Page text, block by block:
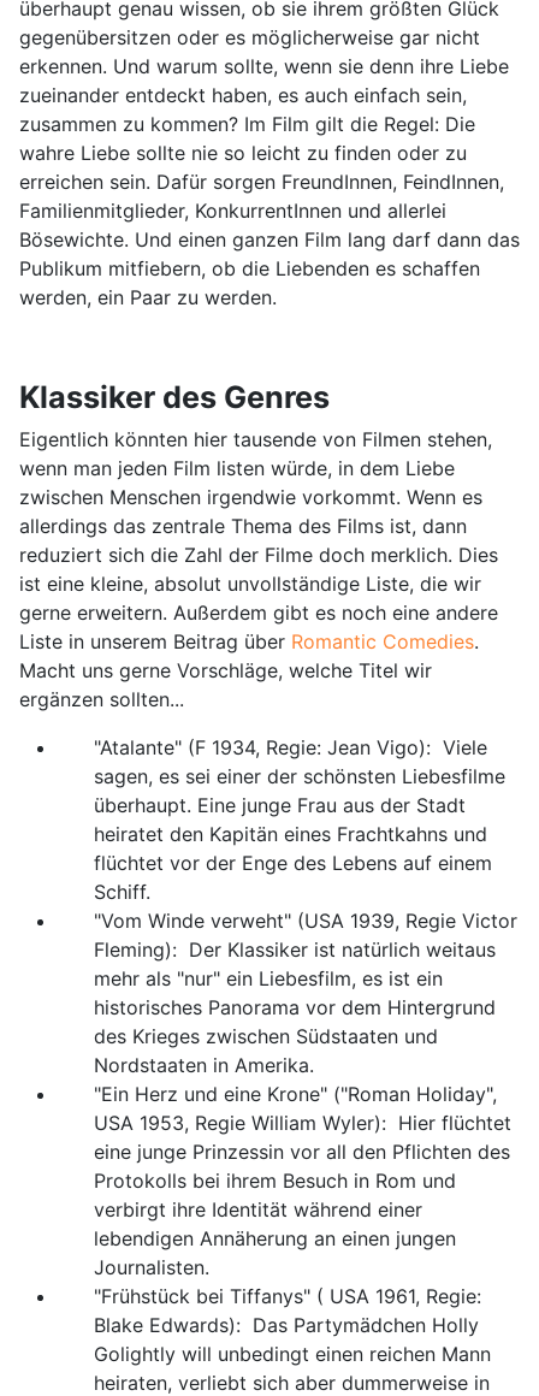
überhaupt genau wissen, ob sie ihrem größten Glück
gegenübersitzen oder es möglicherweise gar nicht
erkennen. Und warum sollte, wenn sie denn ihre Liebe
zueinander entdeckt haben, es auch einfach sein,
zusammen zu kommen? Im Film gilt die Regel: Die
wahre Liebe sollte nie so leicht zu finden oder zu
erreichen sein. Dafür sorgen FreundInnen, FeindInnen,
Familienmitglieder, KonkurrentInnen und allerlei
Bösewichte. Und einen ganzen Film lang darf dann das
Publikum mitfiebern, ob die Liebenden es schaffen
werden, ein Paar zu werden.
Klassiker des Genres
Eigentlich könnten hier tausende von Filmen stehen,
wenn man jeden Film listen würde, in dem Liebe
zwischen Menschen irgendwie vorkommt. Wenn es
allerdings das zentrale Thema des Films ist, dann
reduziert sich die Zahl der Filme doch merklich. Dies
ist eine kleine, absolut unvollständige Liste, die wir
gerne erweitern. Außerdem gibt es noch eine andere
Liste in unserem Beitrag über Romantic Comedies.
Macht uns gerne Vorschläge, welche Titel wir
ergänzen sollten...
"Atalante" (F 1934, Regie: Jean Vigo): Viele
sagen, es sei einer der schönsten Liebesfilme
überhaupt. Eine junge Frau aus der Stadt
heiratet den Kapitän eines Frachtkahns und
flüchtet vor der Enge des Lebens auf einem
Schiff.
"Vom Winde verweht" (USA 1939, Regie Victor
Fleming): Der Klassiker ist natürlich weitaus
mehr als "nur" ein Liebesfilm, es ist ein
historisches Panorama vor dem Hintergrund
des Krieges zwischen Südstaaten und
Nordstaaten in Amerika.
"Ein Herz und eine Krone" ("Roman Holiday",
USA 1953, Regie William Wyler): Hier flüchtet
eine junge Prinzessin vor all den Pflichten des
Protokolls bei ihrem Besuch in Rom und
verbirgt ihre Identität während einer
lebendigen Annäherung an einen jungen
Journalisten.
"Frühstück bei Tiffanys" ( USA 1961, Regie:
Blake Edwards): Das Partymädchen Holly
Golightly will unbedingt einen reichen Mann
heiraten, verliebt sich aber dummerweise in